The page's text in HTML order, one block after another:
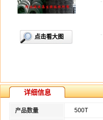
点击看大图
详细信息
产品数量 500T